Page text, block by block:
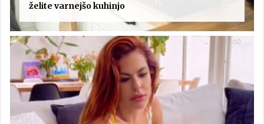
želite varnejšo kuhinjo